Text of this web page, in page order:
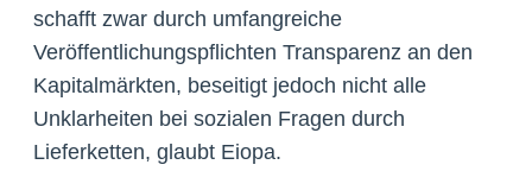
schafft zwar durch umfangreiche
Veröffentlichungspflichten Transparenz an den
Kapitalmärkten, beseitigt jedoch nicht alle
Unklarheiten bei sozialen Fragen durch
Lieferketten, glaubt Eiopa.